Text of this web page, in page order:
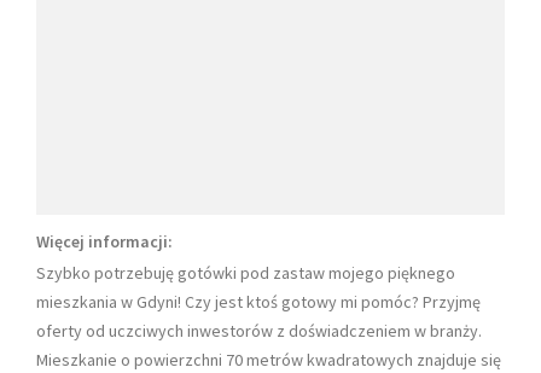
Więcej informacji:
Szybko potrzebuję gotówki pod zastaw mojego pięknego
mieszkania w Gdyni! Czy jest ktoś gotowy mi pomóc? Przyjmę
oferty od uczciwych inwestorów z doświadczeniem w branży.
Mieszkanie o powierzchni 70 metrów kwadratowych znajduje się